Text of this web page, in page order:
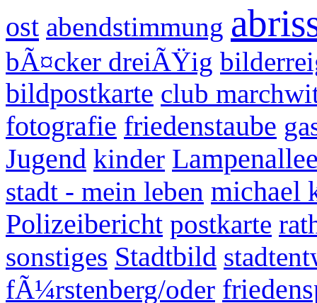
ost abendstimmung
bÃ¤cker dreiÃŸig
bildpostkarte club
fotografie friedenstaube
Jugend kinder
stadt - mein leben michael
Polizeibericht postkarte
sonstiges Stadtbild
fÃ¼rstenberg/oder